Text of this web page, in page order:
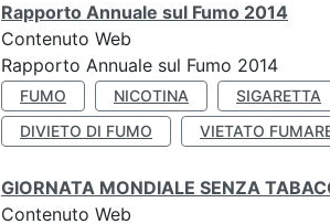
Rapporto Annuale sul Fumo 2014
Contenuto Web
Rapporto Annuale sul Fumo 2014
FUMO NICOTINA SIGARETTA
DIVIETO DI FUMO
VIETATO
GIORNATA MONDIALE SENZA
Contenuto Web